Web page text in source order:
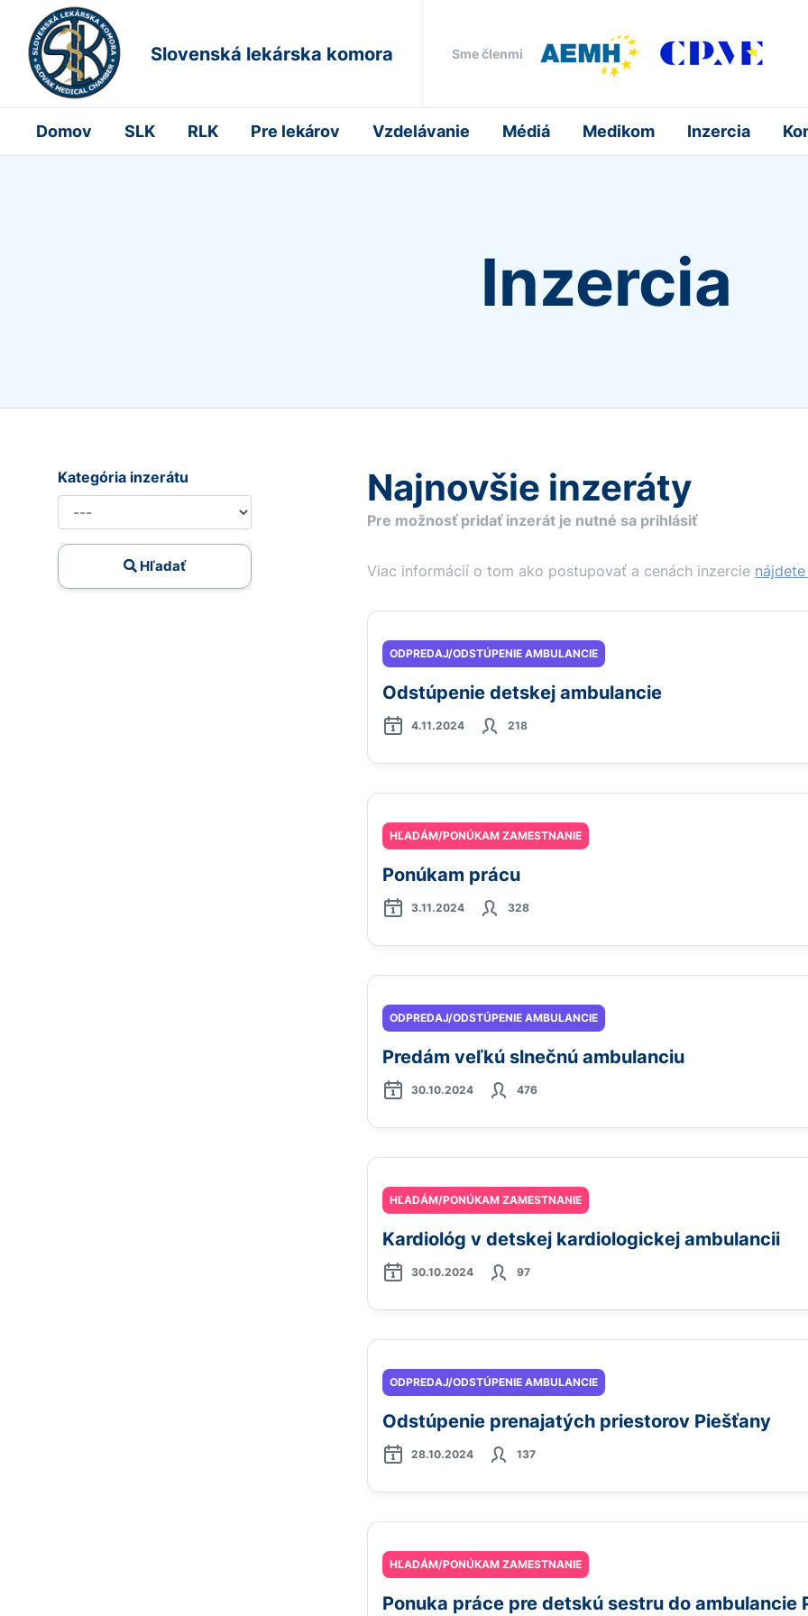
Slovenská lekárska komora Sme členmi
Domov SLK RLK Pre lekárov Vzdelávanie Médiá Medikom Inzercia
Inzercia
Kategória inzerátu
Hľadať
Najnovšie inzeráty
Pre možnosť pridať inzerát je nutné sa prihlásiť
Viac informácií o tom ako postupovať a cenách inzercie
ODPREDAJ/ODSTÚPENIE AMBULANCIE
Odstúpenie detskej ambulancie
4.11.2024 218
HĽADÁM/PONÚKAM ZAMESTNANIE
Ponúkam prácu
3.11.2024 328
ODPREDAJ/ODSTÚPENIE AMBULANCIE
Predám veľkú slnečnú ambulanciu
30.10.2024 476
HĽADÁM/PONÚKAM ZAMESTNANIE
Kardiológ v detskej kardiologickej ambulancii
30.10.2024 97
ODPREDAJ/ODSTÚPENIE AMBULANCIE
Odstúpenie prenajatých priestorov Piešťany
28.10.2024 137
HĽADÁM/PONÚKAM ZAMESTNANIE
Ponuka práce pre detskú sestru do ambulancie